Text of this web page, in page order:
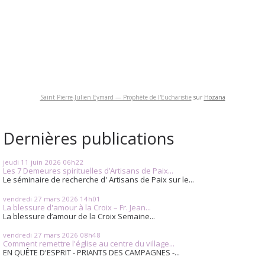
Saint Pierre-Julien Eymard — Prophète de l'Eucharistiesur Hozana
Dernières publications
jeudi 11 juin 2026 06h22
Les 7 Demeures spirituelles d’Artisans de Paix...
Le séminaire de recherche d' Artisans de Paix sur le...
vendredi 27 mars 2026 14h01
La blessure d'amour à la Croix – Fr. Jean...
La blessure d’amour de la Croix Semaine...
vendredi 27 mars 2026 08h48
Comment remettre l'église au centre du village...
EN QUÊTE D'ESPRIT - PRIANTS DES CAMPAGNES -...